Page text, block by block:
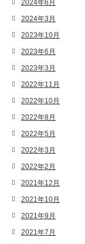
2024年6月
2024年3月
2023年10月
2023年6月
2023年3月
2022年11月
2022年10月
2022年8月
2022年5月
2022年3月
2022年2月
2021年12月
2021年10月
2021年9月
2021年7月